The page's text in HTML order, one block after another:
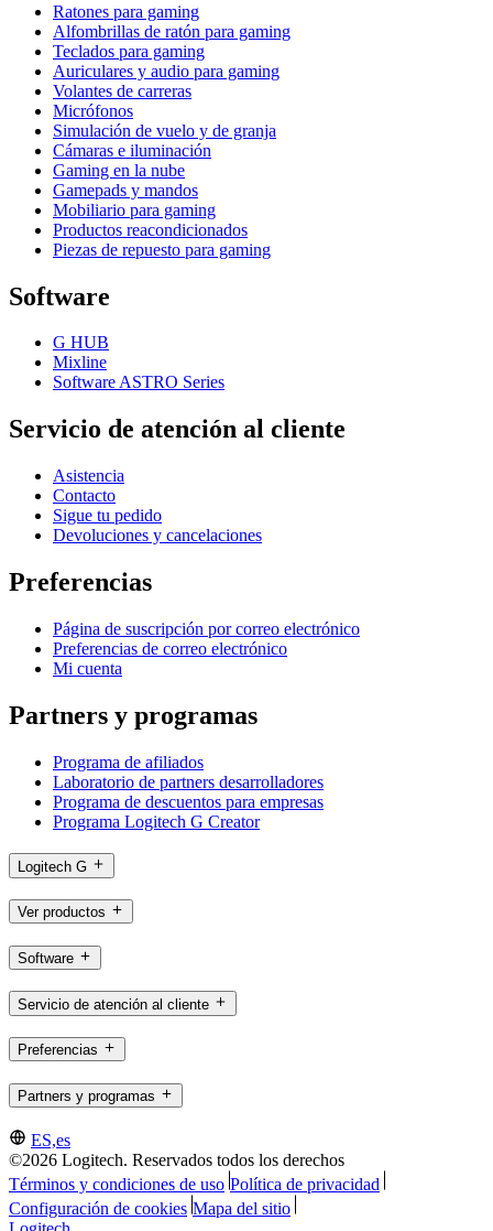
Ratones para gaming
Alfombrillas de ratón para gaming
Teclados para gaming
Auriculares y audio para gaming
Volantes de carreras
Micrófonos
Simulación de vuelo y de granja
Cámaras e iluminación
Gaming en la nube
Gamepads y mandos
Mobiliario para gaming
Productos reacondicionados
Piezas de repuesto para gaming
Software
G HUB
Mixline
Software ASTRO Series
Servicio de atención al cliente
Asistencia
Contacto
Sigue tu pedido
Devoluciones y cancelaciones
Preferencias
Página de suscripción por correo electrónico
Preferencias de correo electrónico
Mi cuenta
Partners y programas
Programa de afiliados
Laboratorio de partners desarrolladores
Programa de descuentos para empresas
Programa Logitech G Creator
Logitech G
Ver productos
Software
Servicio de atención al cliente
Preferencias
Partners y programas
ES,es
©2026 Logitech. Reservados todos los derechos
Términos y condiciones de uso Política de privacidad
Configuración de cookies Mapa del sitio